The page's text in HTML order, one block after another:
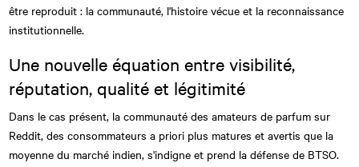
être reproduit : la communauté, l'histoire vécue et la reconnaissance
institutionnelle.
Une nouvelle équation entre visibilité,
réputation, qualité et légitimité
Dans le cas présent, la communauté des amateurs de parfum sur
Reddit, des consommateurs a priori plus matures et avertis que la
moyenne du marché indien, s'indigne et prend la défense de BTSO.